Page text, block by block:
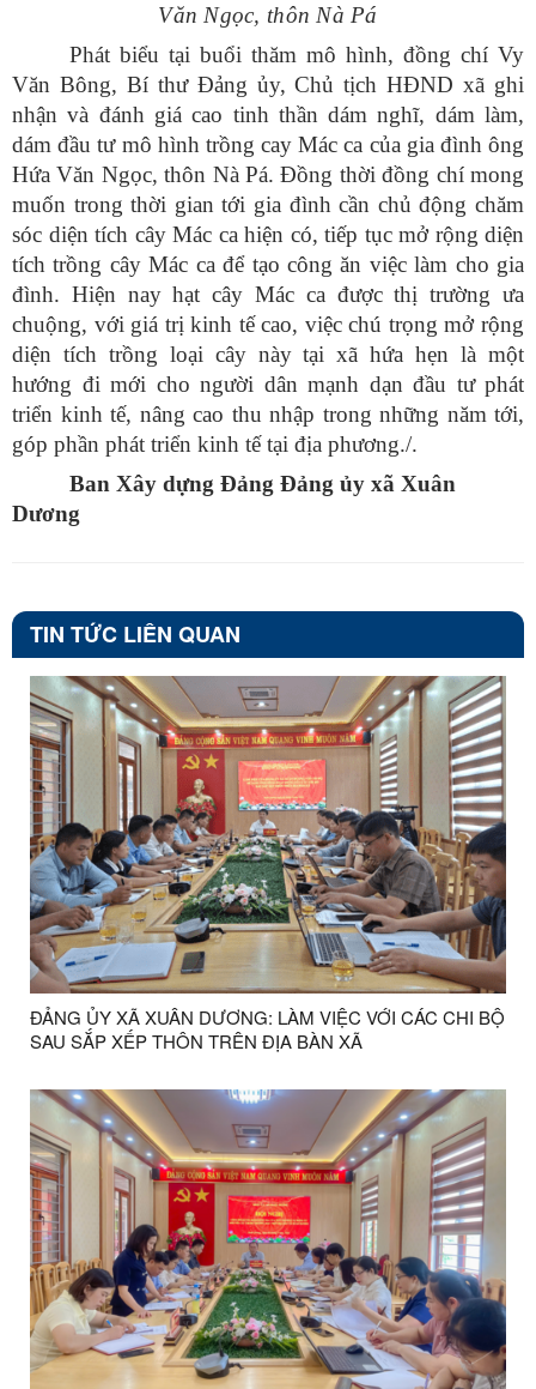
Văn Ngọc, thôn Nà Pá
Phát biểu tại buổi thăm mô hình, đồng chí Vy
Văn Bông, Bí thư Đảng ủy, Chủ tịch HĐND xã ghi
nhận và đánh giá cao tinh thần dám nghĩ, dám làm,
dám đầu tư mô hình trồng cay Mác ca của gia đình ông
Hứa Văn Ngọc, thôn Nà Pá. Đồng thời đồng chí mong
muốn trong thời gian tới gia đình cần chủ động chăm
sóc diện tích cây Mác ca hiện có, tiếp tục mở rộng diện
tích trồng cây Mác ca để tạo công ăn việc làm cho gia
đình. Hiện nay hạt cây Mác ca được thị trường ưa
chuộng, với giá trị kinh tế cao, việc chú trọng mở rộng
diện tích trồng loại cây này tại xã hứa hẹn là một
hướng đi mới cho người dân mạnh dạn đầu tư phát
triển kinh tế, nâng cao thu nhập trong những năm tới,
góp phần phát triển kinh tế tại địa phương./.
Ban Xây dựng Đảng Đảng ủy xã Xuân
Dương
TIN TỨC LIÊN QUAN
ĐẢNG ỦY XÃ XUÂN DƯƠNG: LÀM VIỆC VỚI CÁC CHI BỘ
SAU SẮP XẾP THÔN TRÊN ĐỊA BÀN XÃ